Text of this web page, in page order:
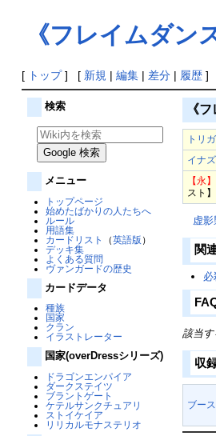
《フレイムダン
[ トップ] [ 新規 | 編集| 差分| 履歴]
検索
メニュー
トップページ
始めたばかりの人たちへ
ルール
用語集
カードリスト
（英語版 ）
デッキ集
よくある質問
ヴァンガードの歴史
カードデータ
種族
国家
クラン
イラストレーター
国家(overDressシリーズ)
ドラゴンエンパイア
ダークステイツ
ブラントゲート
ケテルサンクチュアリ
ストイケイア
リリカルモナステリオ
《
トリ
イナ
【永】
スト】
虚
関
必
該当
収
ブー